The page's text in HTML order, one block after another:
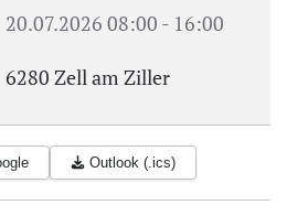
20.07.2026 08:00 - 16:00
6280 Zell am Ziller
Outlook (.ics)